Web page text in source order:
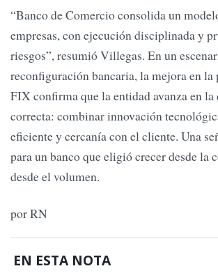
“Banco de Comercio consolida un
empresas, con ejecución disciplinada y
riesgos”, resumió Villegas. En un
reconfiguración bancaria, la mejora en la
FIX confirma que la entidad avanza en
correcta: combinar innovación
eficiente y cercanía con el cliente. Una
para un banco que eligió crecer desde la
desde el volumen.
por RN
EN ESTA NOTA